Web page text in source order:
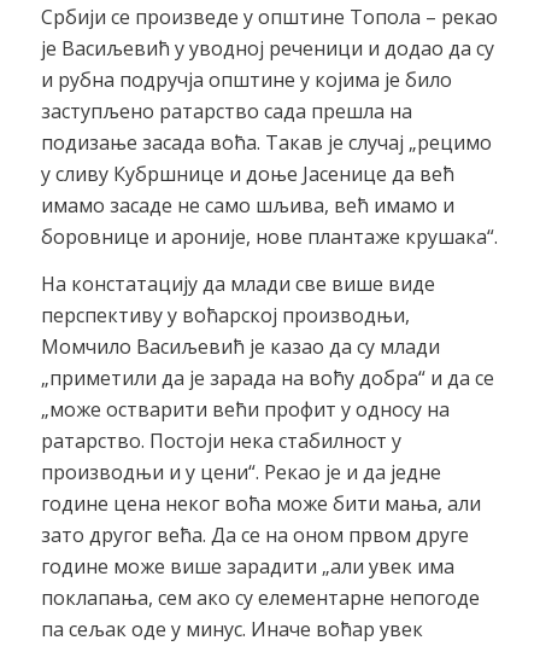
Србији се произведе у општине Топола – рекао
је Васиљевић у уводној реченици и додао да су
и рубна подручја општине у којима је било
заступљено ратарство сада прешла на
подизање засада воћа. Такав је случај „рецимо
у сливу Кубршнице и доње Јасенице да већ
имамо засаде не само шљива, већ имамо и
боровнице и ароније, нове плантаже крушака“.
На констатацију да млади све више виде
перспективу у воћарској производњи,
Момчило Васиљевић је казао да су млади
„приметили да је зарада на воћу добра“ и да се
„може остварити већи профит у односу на
ратарство. Постоји нека стабилност у
производњи и у цени“. Рекао је и да једне
године цена неког воћа може бити мања, али
зато другог већа. Да се на оном првом друге
године може више зарадити „али увек има
поклапања, сем ако су елементарне непогоде
па сељак оде у минус. Иначе воћар увек